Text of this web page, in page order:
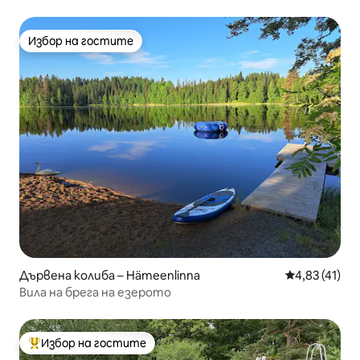
Избор на гостите
Избор на гостите
Дървена колиба – Hämeenlinna Средна
4,83 (41)
Вила на брега на езерото
Най-популярен избор на гостите
Избор на гостите